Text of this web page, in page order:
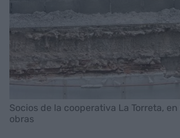
Socios de la cooperativa La Torreta,
obras